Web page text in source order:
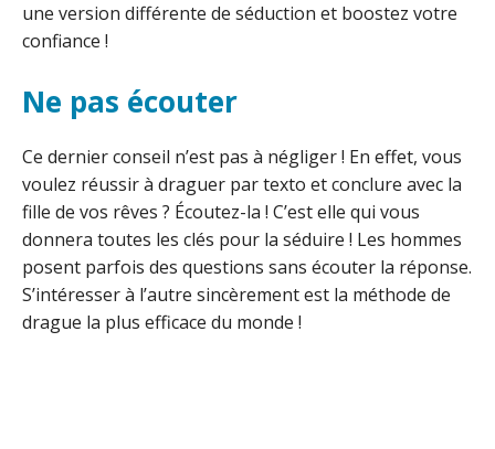
une version différente de séduction et boostez votre
confiance !
Ne pas écouter
Ce dernier conseil n’est pas à négliger ! En effet, vous
voulez réussir à draguer par texto et conclure avec la
fille de vos rêves ? Écoutez-la ! C’est elle qui vous
donnera toutes les clés pour la séduire ! Les hommes
posent parfois des questions sans écouter la réponse.
S’intéresser à l’autre sincèrement est la méthode de
drague la plus efficace du monde !